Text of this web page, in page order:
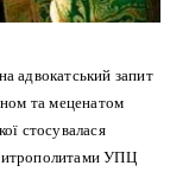
адвокатський запит
та меценатом
стосувалася
УПЦ